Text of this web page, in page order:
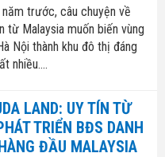
trước, câu chuyện về
từ Malaysia muốn biến vùng
Nội thành khu đô thị đáng
nhiều....
LAND: UY TÍN TỪ
TRIỂN BĐS DANH
ĐẦU MALAYSIA